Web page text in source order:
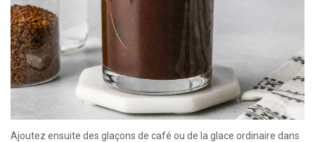
Ajoutez ensuite des glaçons de café ou de la glace ordinaire dans